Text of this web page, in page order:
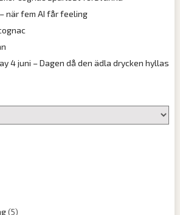
när fem AI får feeling
4 juni – Dagen då den ädla drycken hyllas
(5)